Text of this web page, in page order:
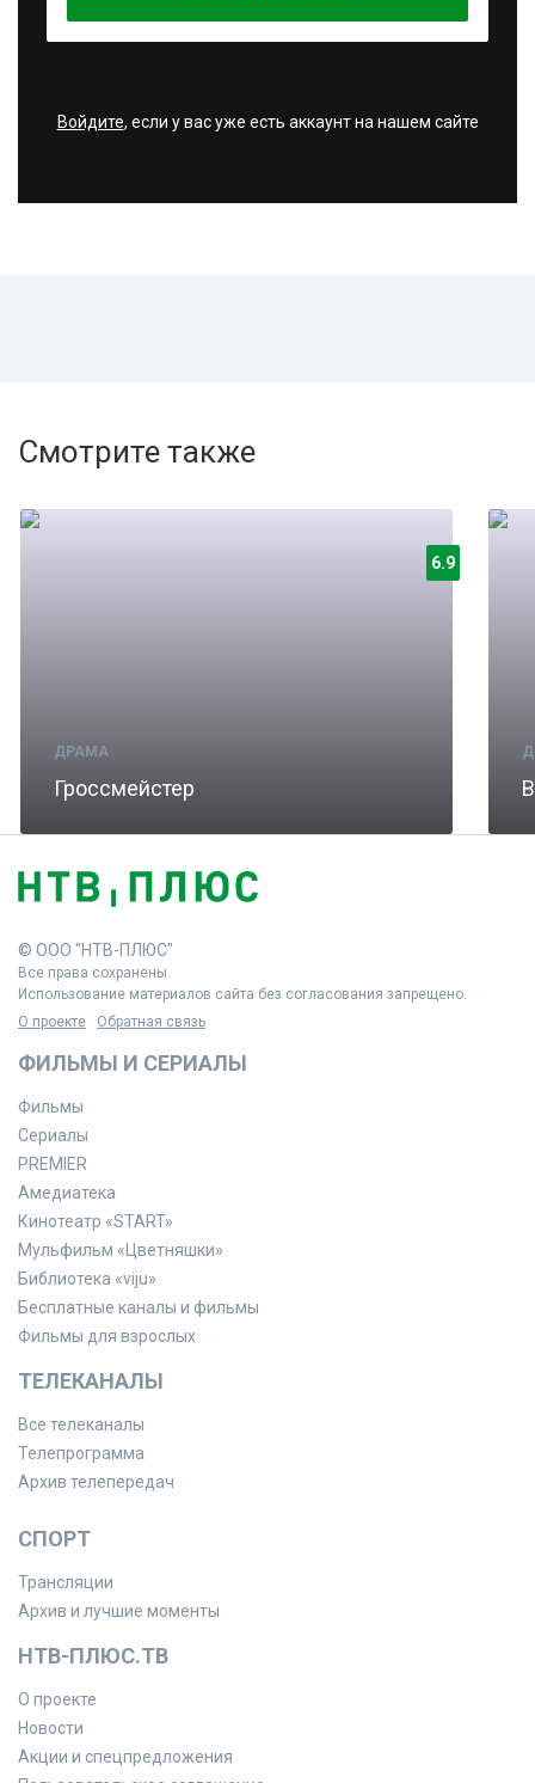
Войдите, если у вас уже есть аккаунт на нашем сайте
Смотрите также
6.9
ДРАМА
Гроссмейстер
© ООО "НТВ-ПЛЮС"
Все права сохранены.
Использование материалов сайта без согласования запрещено.
О проекте
Обратная связь
ФИЛЬМЫ И СЕРИАЛЫ
Фильмы
Сериалы
PREMIER
Амедиатека
Кинотеатр «START»
Мульфильм «Цветняшки»
Библиотека «viju»
Бесплатные каналы и фильмы
Фильмы для взрослых
ТЕЛЕКАНАЛЫ
Все телеканалы
Телепрограмма
Архив телепередач
СПОРТ
Трансляции
Архив и лучшие моменты
НТВ-ПЛЮС.ТВ
О проекте
Новости
Акции и спецпредложения